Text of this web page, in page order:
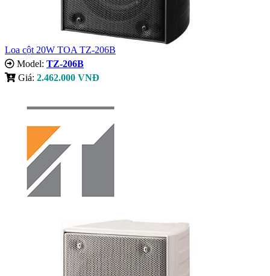
Loa cột 20W TOA TZ-206B
Model: TZ-206B
Giá: 2.462.000 VNĐ